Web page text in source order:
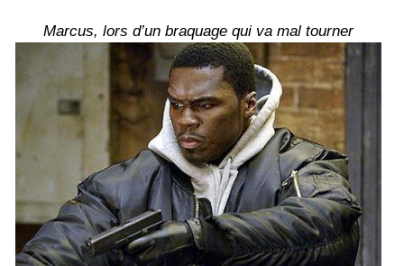
Marcus, lors d’un braquage qui va mal tourner